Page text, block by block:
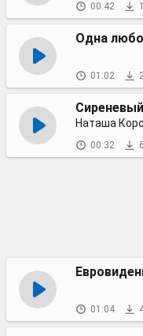
00:42
Одна
01:02
Наташа
00:32
01:04